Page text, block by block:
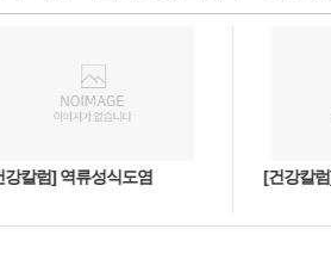
칼럼] 역류성식도염 [건강칼럼]